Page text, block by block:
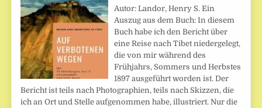
Autor: Landor, Henry S. Ein
Auszug aus dem Buch: In diesem
Buch habe ich den Bericht über
eine Reise nach Tibet niedergelegt,
die von mir während des
Frühjahrs, Sommers und Herbstes
1897 ausgeführt worden ist. Der
Bericht ist teils nach Photographien, teils nach Skizzen, die
ich an Ort und Stelle aufgenommen habe, illustriert. Nur die